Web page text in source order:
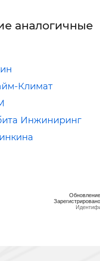
аналогичные
Климат
Инжиниринг